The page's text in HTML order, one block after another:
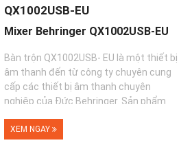
QX1002USB-EU
Mixer Behringer QX1002USB-EU
Bàn trộn QX1002USB- EU là một thiết bị
âm thanh đến từ công ty chuyên cung
cấp các thiết bị âm thanh chuyên
nghiệp của Đức Behringer. Sản phẩm
XEM NGAY